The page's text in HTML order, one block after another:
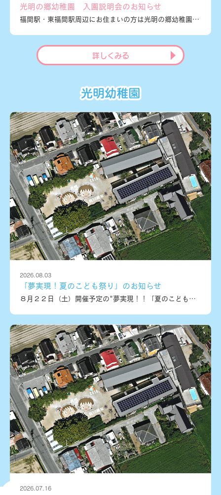
光明の郷幼稚園 入園説明会のお知らせ
福間駅・東福間駅周辺にお住まいの方は光明の郷幼稚園へ～光明の郷幼稚園へ入園をお考えの方へ、入園説明会のお知らせです。日程：令和８年８月２８日（金）時間：１３時００分～（１時間程度）場所：光明の郷幼稚園遊戯室（福岡県福津市内殿６０８－４）お問合せ：０９４０－４３－１１１４駐車場など、詳しい情報はPDFをご覧ください。
詳しくみる
2026.08.03
「夢実現！夏のこども祭り」のお知らせ
８月２２日（土）開催予定の"夢実現！！「夏のこども祭り」"のお知らせです♪今年度３回目を迎えるこのお祭りは、E・TProjetという学生メンバーが企画しています。昨年度よりさらにパワーアップして、より多くの体験ブース、飲食ブース、職業体験やオープンキャンパスなども開催予定です。たくさんの専門学校や大学、企業や団体の皆様が、学生が企画・運営するこの夏祭りに協力してくださっています。みなさん夏休みに入って何をしようかな～と考えていらっしゃる方も多いかと思います。幼児、小学生のみなさんには、ぜひ、学生が考えてくれている楽しい企画が盛りだくさんの夏祭りにお越しください☆楽しいだけではなく、自分の夢を見つけるきっかけとなるかも！？この夏祭りは、どなたでも参加できます！ご家族、お友達などたくさんお誘いあわせの上、ご参加ください♪みなさんのご来場をお待ちしています！
2026.07.16